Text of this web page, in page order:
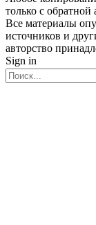
только с
Все материалы
источников и
авторство
Sign in